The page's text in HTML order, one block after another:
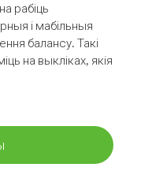
рабіць
і мабільныя
балансу. Такі
на выкліках, якія